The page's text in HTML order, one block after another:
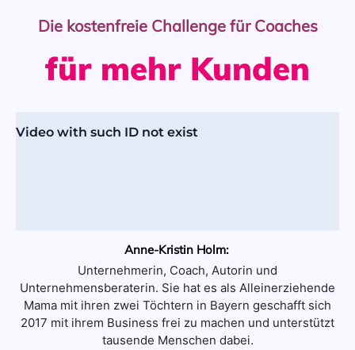
Die kostenfreie Challenge für Coaches
für mehr Kunden
Anne-Kristin Holm:
Unternehmerin, Coach, Autorin und
Unternehmensberaterin. Sie hat es als Alleinerziehende
Mama mit ihren zwei Töchtern in Bayern geschafft sich
2017 mit ihrem Business frei zu machen und unterstützt
tausende Menschen dabei.